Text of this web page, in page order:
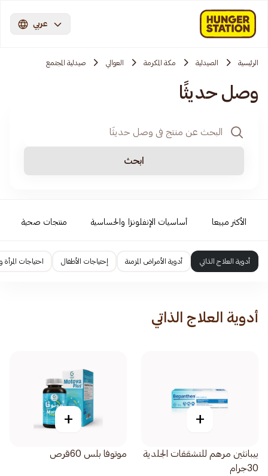
عربي
الرئيسية الصيدلية مكة المكرمة العوالي صيدلية المجتمع
وصل حديثًا
ابحث
الأكثر مبيعا أساسيات الإنفلونزا والحساسية منتجات صحية
أدوية العلاج الذاتي أدوية الأمراض المزمنة إحتياجات الأطفال احتياجات المرأة
أدوية العلاج الذاتي
+
بيبانثين مرهم للتشققات الجلدية
30جرام
+
موتوفا بلس 60قرص